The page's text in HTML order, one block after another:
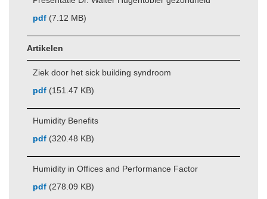
pdf (7.12 MB)
Artikelen
Ziek door het sick building syndroom
pdf (151.47 KB)
Humidity Benefits
pdf (320.48 KB)
Humidity in Offices and Performance Factor
pdf (278.09 KB)